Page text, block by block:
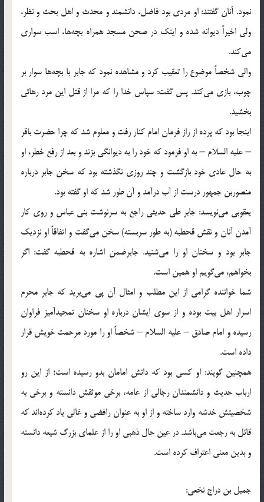
نمود. آنان گفتند: او مردی بود فاضل، دانشمند و محدث و اهل بحث و نظر،
ولی اخیراً دیوانه شده و اینك در صحن مسجد همراه بچه‌ها، اسب سواری
می‌كند.
والی شخصاً موضوع را تعقیب كرد و مشاهده نمود كه جابر با بچه‌ها سوار بر
چوب، بازی می‌كند. پس گفت: سپاس خدا را كه مرا از قتل این مرد رهائی
بخشید.
اینجا بود كه پرده از راز فرمان امام كنار رفت و معلوم شد كه چرا حضرت باقر
– علیه السلام – به او فرمود كه خود را به دیوانگی بزند و بعد از رفع خطر، او
به حال عادی خود بازگشت و چند روزی نگذشته بود كه سخن جابر درباره
منصوربن جمهور درست از آب درآمد و آن طور شد كه او گفته بود.
یعقوبی می‌نویسد: جابر طی حدیثی راجع به سرنوشت بنی عباس و روی كار
آمدن آنان و نقش قحطبه (به طور سربسته) سخن می‌گفت و اتفاقاً او نزدیك
جابر بود و سخنان او را می‌شنید. جابرضمن اشاره به قحطبه گفت: اگر
بخواهم، می‌گویم او همین است.
شما خواننده گرامی از این مطلب و امثال آن پی می‌برید كه جابر محرم
اسرار اهل بیت بوده و از سوی ایشان درباره او سخنان تمجیدآمیز فراوان
رسیده و امام صادق – علیه السلام – شخصاً او را مورد مرحمت خویش قرار
داده است.
همچنین گویند: او كسی بود كه دانش امامان بدو رسیده است؛ از این رو
ارباب حدیث و دانشمندان رجالی از عامه، برخی موثقش دانسته و برخی به
شخصیتش خدشه وارد ساخته و از او به عنوان رافضی و غالی یاد كرده‌اند كه
قائل به رجعت می‌باشد. در عین حال ذهبی او را از علمای بزرگ شیعه دانسته
و بدین معنی اعتراف كرده است.
جمیل بن دراج نخعی: